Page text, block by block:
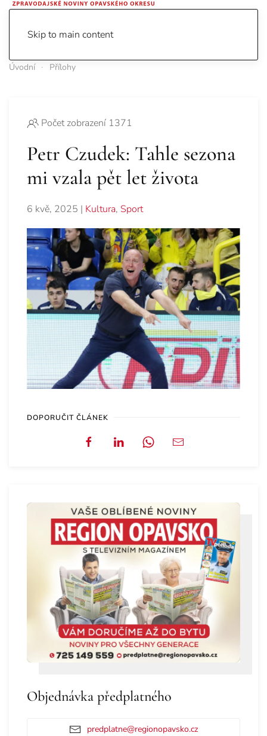
Skip to main content
Úvodní Přílohy
Počet zobrazení 1371
Petr Czudek: Tahle sezona
mi vzala pět let života
6 kvě, 2025 | Kultura, Sport
DOPORUČIT ČLÁNEK
Objednávka předplatného
predplatne@regionopavsko.cz